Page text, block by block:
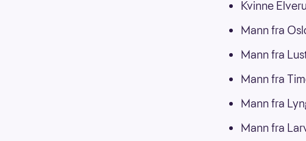
Kvinne
Mann fra
Mann fra
Mann fra
Mann fra
Mann fra